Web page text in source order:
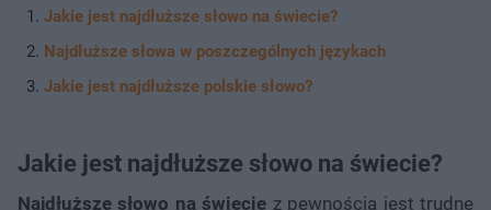
Jakie jest najdłuższe słowo na świecie?
Najdłuższe słowa w poszczególnych językach
Jakie jest najdłuższe polskie słowo?
Jakie jest najdłuższe słowo na świecie?
Najdłuższe słowo na świecie z pewnością jest trudne